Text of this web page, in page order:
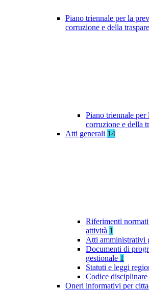
Piano triennale per la
corruzione e della
Piano triennale per
corruzione e della
Atti generali 14
Riferimenti
attività 1
Atti amministrativi
Documenti di
gestionale 1
Statuti e leggi
Codice
Oneri informativi per